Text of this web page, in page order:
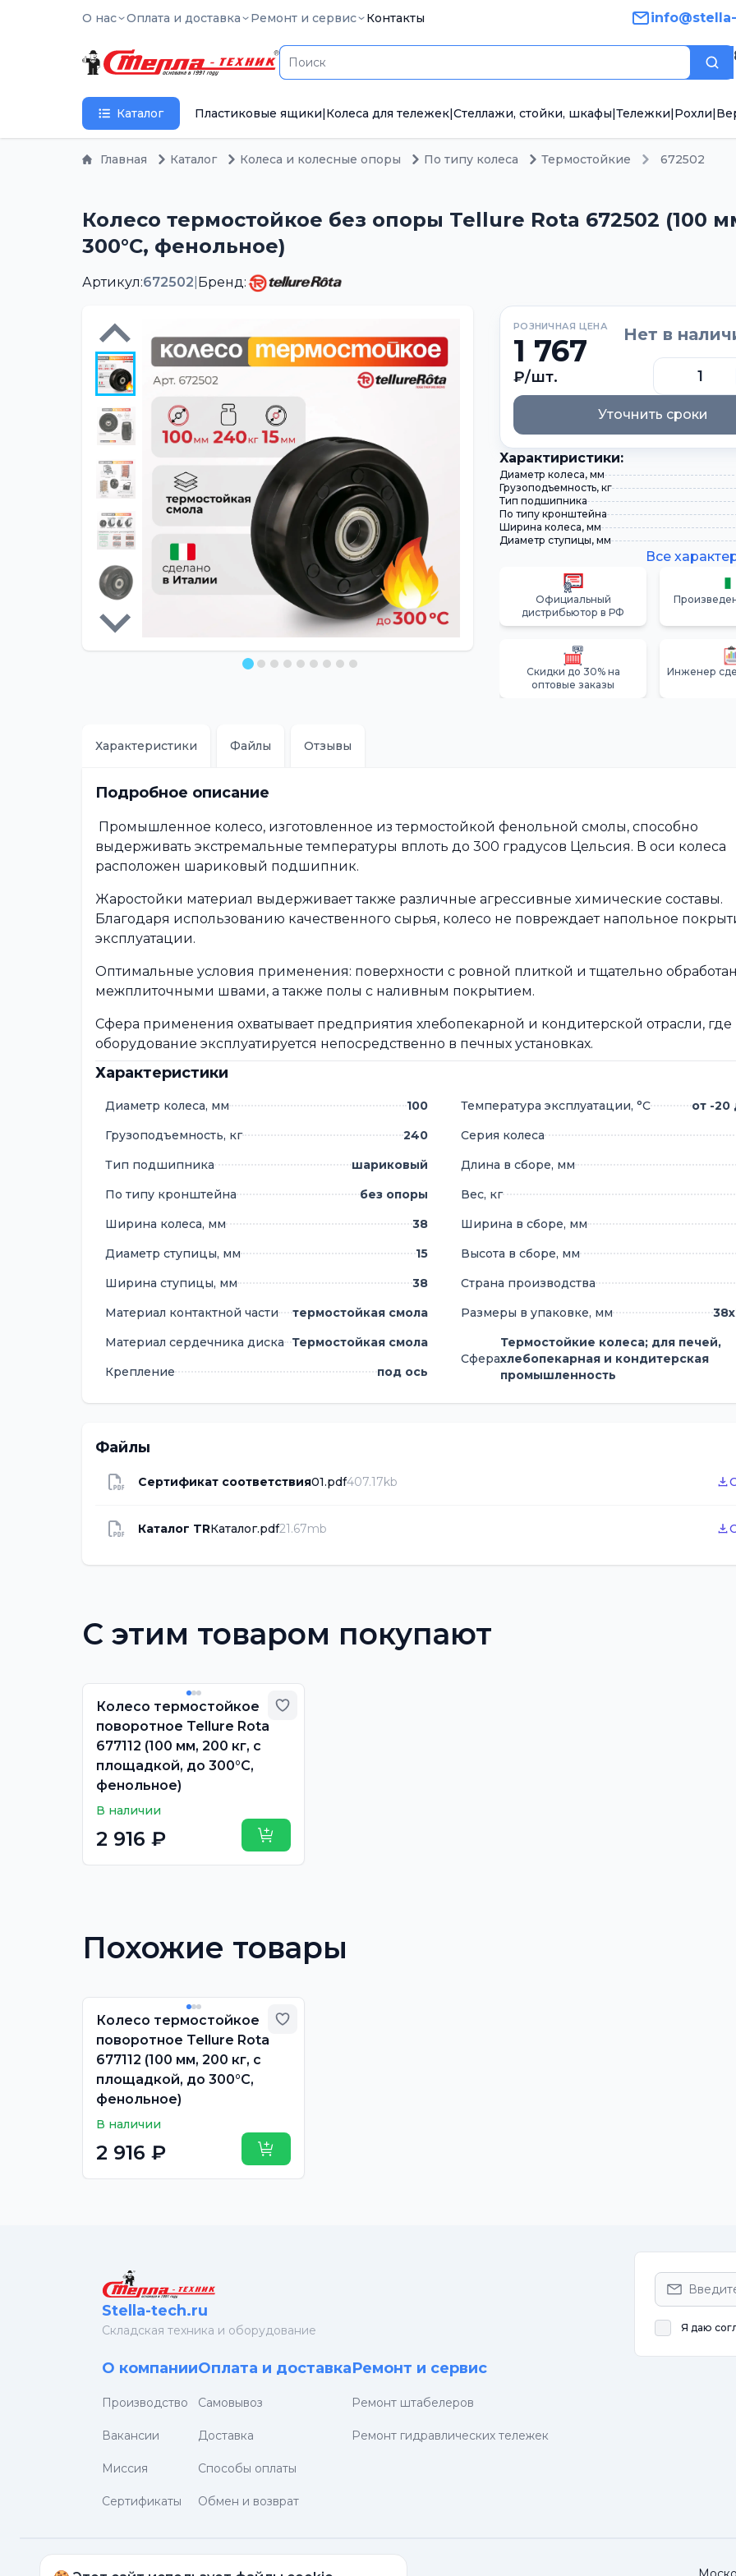
О нас Оплата и доставка Ремонт и сервис Контакты
Каталог Пластиковые ящики|Колеса для тележек|Стеллажи, стойки, шкафы|Тележки|Рохли|
Главная Каталог Колеса и колесные опоры По типу колеса Термостойкие 672502
Колесо термостойкое без опоры Tellure Rota 672502 (100
300°С, фенольное)
Артикул:672502 Бренд:
РОЗНИЧНАЯ ЦЕНА
1 767
₽/шт.
Нет в
Уточнить сроки
Xарактиристики:
Диаметр колеса, мм
Грузоподъемность, кг
Тип подшипника
По типу кронштейна
Ширина колеса, мм
Диаметр ступицы, мм
Все
Официальный
дистрибьютор в РФ
Скидки до 30% на
оптовые заказы
Инженер
Характеристики Файлы Отзывы
Подробное описание
Промышленное колесо, изготовленное из термостойкой фенольной смолы, способно
выдерживать экстремальные температуры вплоть до 300 градусов Цельсия. В оси колеса
расположен шариковый подшипник.
Жаростойки материал выдерживает также различные агрессивные химические составы.
Благодаря использованию качественного сырья, колесо не повреждает напольное
эксплуатации.
Оптимальные условия применения: поверхности с ровной плиткой и тщательно
межплиточными швами, а также полы с наливным покрытием.
Сфера применения охватывает предприятия хлебопекарной и кондитерской отрасли, где
оборудование эксплуатируется непосредственно в печных установках.
Характеристики
Диаметр колеса, мм
100
Грузоподъемность, кг
240
Тип подшипника
шариковый
По типу кронштейна
без опоры
Ширина колеса, мм
38
Диаметр ступицы, мм
15
Ширина ступицы, мм
38
Материал контактной части
термостойкая смола
Материал сердечника диска
Термостойкая смола
Крепление
под ось
Температура эксплуатации, °С
от -20
Серия колеса
Длина в сборе, мм
Вес, кг
Ширина в сборе, мм
Высота в сборе, мм
Страна производства
Размеры в упаковке, мм
Сфера
Термостойкие колеса; для печей,
хлебопекарная и кондитерская
промышленность
Файлы
Сертификат соответствия01.pdf407.17kb
Каталог TRКаталог.pdf21.67mb
С этим товаром покупают
Добавить в избранное
Колесо термостойкое
поворотное Tellure Rota
677112 (100 мм, 200 кг, с
площадкой, до 300°С,
фенольное)
В наличии
2 916 ₽ Купить
Похожие товары
Добавить в избранное
Колесо термостойкое
поворотное Tellure Rota
677112 (100 мм, 200 кг, с
площадкой, до 300°С,
фенольное)
В наличии
2 916 ₽ Купить
Stella-tech.ru
Cкладская техника и оборудование Я даю
О компании
Производство
Вакансии
Миссия
Сертификаты
Оплата и доставка
Самовывоз
Доставка
Способы оплаты
Обмен и возврат
Ремонт и сервис
Ремонт штабелеров
Ремонт гидравлических тележек